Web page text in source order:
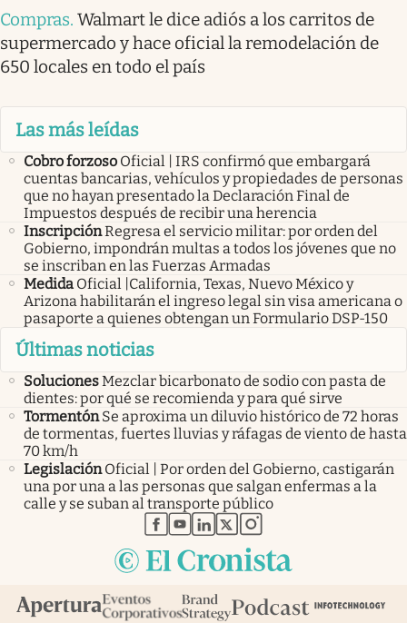
Compras. Walmart le dice adiós a los carritos de
supermercado y hace oficial la remodelación de
650 locales en todo el país
Las más leídas
Cobro forzoso Oficial | IRS confirmó que embargará
cuentas bancarias, vehículos y propiedades de personas
que no hayan presentado la Declaración Final de
Impuestos después de recibir una herencia
InscripciónRegresa el servicio militar: por orden del
Gobierno, impondrán multas a todos los jóvenes que no
se inscriban en las Fuerzas Armadas
Medida Oficial |California, Texas, Nuevo México y
Arizona habilitarán el ingreso legal sin visa americana o
pasaporte a quienes obtengan un Formulario DSP-150
Últimas noticias
SolucionesMezclar bicarbonato de sodio con pasta de
dientes: por qué se recomienda y para qué sirve
Tormentón Se aproxima un diluvio histórico de 72 horas
de tormentas, fuertes lluvias y ráfagas de viento de hasta
70 km/h
Legislación Oficial | Por orden del Gobierno, castigarán
una por una a las personas que salgan enfermas a la
calle y se suban al transporte público
abre en nueva pestaña
abre en nueva pestaña
abre en nueva pestaña
abre en nueva pestaña
abre en nueva pestaña